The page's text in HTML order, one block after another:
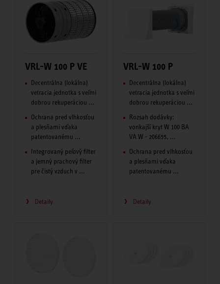
VRL-W 100 P VE
Decentrálna (lokálna)
vetracia jednotka s veľmi
dobrou rekuperáciou ...
Ochrana pred vlhkosťou
a plesňami vďaka
patentovanému ...
Integrovaný peľový filter
a jemný prachový filter
pre čistý vzduch v ...
Detaily
VRL-W 100 P
Decentrálna (lokálna)
vetracia jednotka s veľmi
dobrou rekuperáciou ...
Rozsah dodávky:
vonkajší kryt W 100 BA
VA W - 206655, ...
Ochrana pred vlhkosťou
a plesňami vďaka
patentovanému ...
Detaily